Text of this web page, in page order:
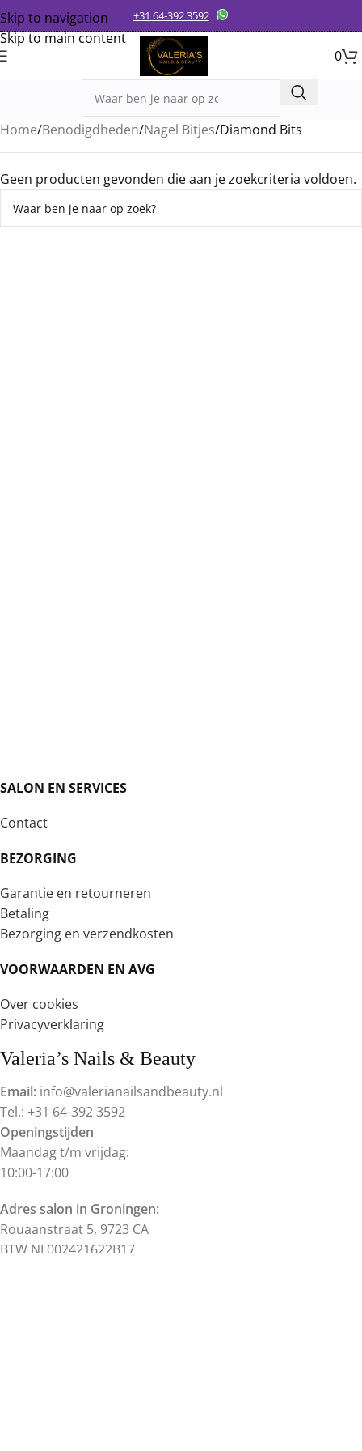
Skip to navigation
Skip to main content
+31 64-392 3592
0
Home Benodigdheden Nagel Bitjes Diamond Bits
Geen producten gevonden die aan je zoekcriteria voldoen.
SALON EN SERVICES
Contact
BEZORGING
Garantie en retourneren
Betaling
Bezorging en verzendkosten
VOORWAARDEN EN AVG
Over cookies
Privacyverklaring
Valeria’s Nails & Beauty
Email: info@valerianailsandbeauty.nl
Tel.: +31 64-392 3592
Openingstijden
Maandag t/m vrijdag:
10:00-17:00
Adres salon in Groningen:
Rouaanstraat 5, 9723 CA
BTW NL002421622B17